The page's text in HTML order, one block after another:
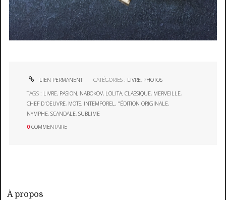
LIEN PERMANENT CATÉGORIES : LIVRE, PHOTOS
TAGS : LIVRE, PASION, NABOKOV, LOLITA,CLASSIQUE, MERVEILLE,
CHEF D'OEUVRE, MOTS, INTEMPOREL , "ÉDITION ORIGINALE,
NYMPHE,SCANDALE,SUBLIME
0 COMMENTAIRE
À propos